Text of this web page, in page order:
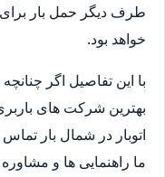
طرف دیگر حمل بار برای
خواهد بود.
با این تفاصیل اگر
بهترین شرکت های
اتوبار در شمال بار
ما راهنمایی ها و